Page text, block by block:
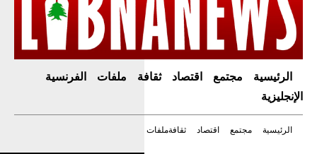
الرئيسية مجتمع اقتصاد ثقافة ملفات
الفرنسية
الإنجليزية
الرئيسية مجتمع اقتصاد ثقافةملفات